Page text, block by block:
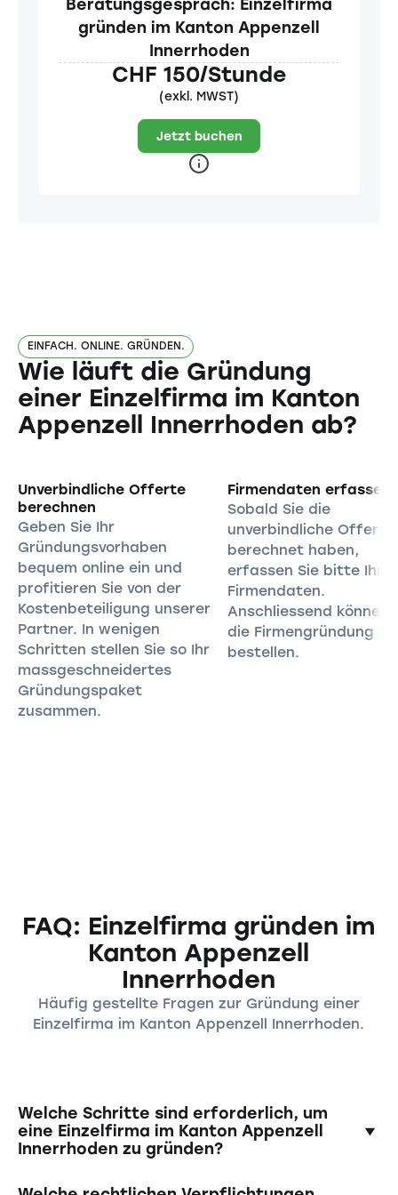
Beratungsgespräch: Einzelfirma
gründen im Kanton Appenzell
Innerrhoden
CHF 150/Stunde
(exkl. MWST)
Jetzt buchen
EINFACH. ONLINE. GRÜNDEN.
Wie läuft die Gründung
einer Einzelfirma im Kanton
Appenzell Innerrhoden ab?
Unverbindliche Offerte
berechnen
Geben Sie Ihr
Gründungsvorhaben
bequem online ein und
profitieren Sie von der
Kostenbeteiligung unserer
Partner. In wenigen
Schritten stellen Sie so Ihr
massgeschneidertes
Gründungspaket
zusammen.
Firmendaten erfassen
Sobald Sie die
unverbindliche Offerte
berechnet haben,
erfassen Sie bitte Ihre
Firmendaten.
Anschliessend können
die Firmengründung
bestellen.
FAQ: Einzelfirma gründen im
Kanton Appenzell
Innerrhoden
Häufig gestellte Fragen zur Gründung einer
Einzelfirma im Kanton Appenzell Innerrhoden.
Welche Schritte sind erforderlich, um
eine Einzelfirma im Kanton Appenzell
Innerrhoden zu gründen?
Um eine Einzelfirma zu gründen, müssen Sie